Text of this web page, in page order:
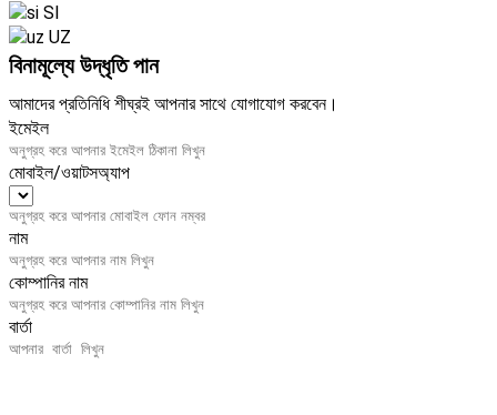
SI
UZ
বিনামূল্যে উদ্ধৃতি পান
আমাদের প্রতিনিধি শীঘ্রই আপনার সাথে যোগাযোগ করবেন।
ইমেইল
মোবাইল/ওয়াটসঅ্যাপ
নাম
কোম্পানির নাম
বার্তা